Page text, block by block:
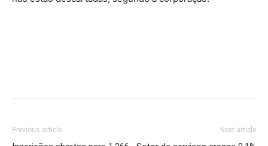
Previous article Next article